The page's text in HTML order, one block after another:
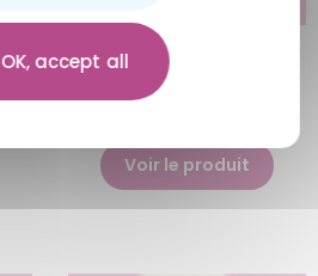
Polo Femme
€25,00
Voir le produit
OK, accept all